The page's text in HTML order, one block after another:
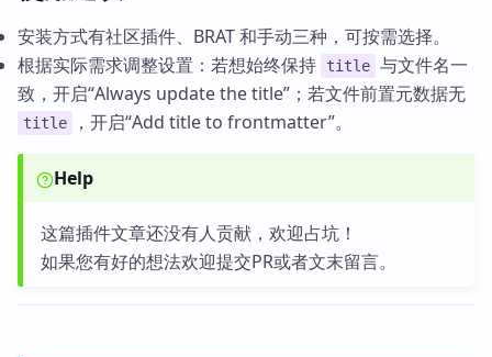
安装方式有社区插件、BRAT 和手动三种，可按需选择。
根据实际需求调整设置：若想始终保持
title 与文件名一
致，开启“Always update the title”；若文件前置元数据无
title ，开启“Add title to frontmatter”。
Help
这篇插件文章还没有人贡献，欢迎占坑！
如果您有好的想法欢迎提交PR或者文末留言。